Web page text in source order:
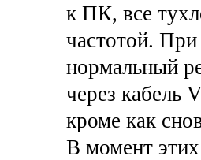
к ПК, все
частотой. При
нормальный
через кабель
кроме как
В момент